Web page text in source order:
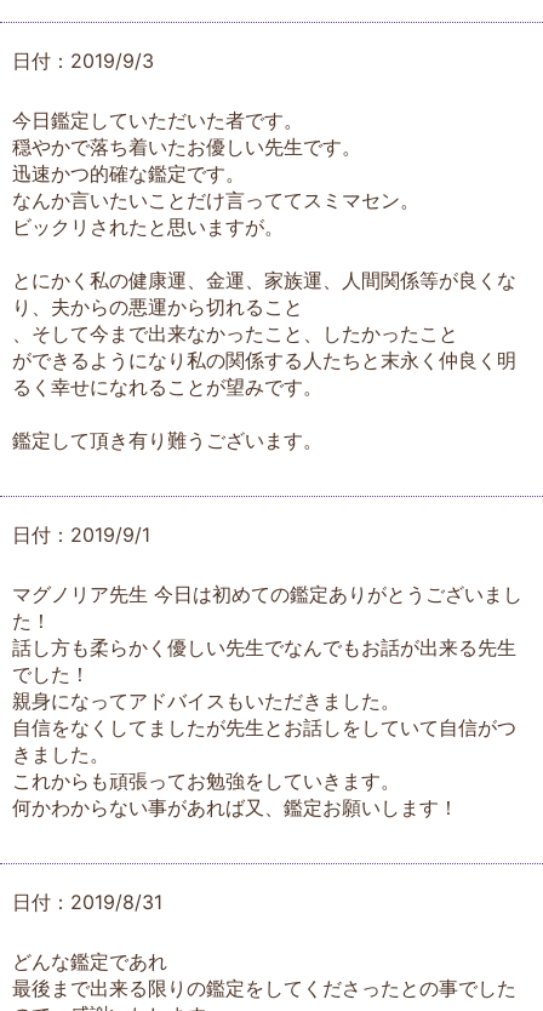
日付：2019/9/3
今日鑑定していただいた者です。
穏やかで落ち着いたお優しい先生です。
迅速かつ的確な鑑定です。
なんか言いたいことだけ言っててスミマセン。
ビックリされたと思いますが。
とにかく私の健康運、金運、家族運、人間関係等が良くな
り、夫からの悪運から切れること
、そして今まで出来なかったこと、したかったこと
ができるようになり私の関係する人たちと末永く仲良く明
るく幸せになれることが望みです。
鑑定して頂き有り難うございます。
日付：2019/9/1
マグノリア先生 今日は初めての鑑定ありがとうございまし
た！
話し方も柔らかく優しい先生でなんでもお話が出来る先生
でした！
親身になってアドバイスもいただきました。
自信をなくしてましたが先生とお話しをしていて自信がつ
きました。
これからも頑張ってお勉強をしていきます。
何かわからない事があれば又、鑑定お願いします！
日付：2019/8/31
どんな鑑定であれ
最後まで出来る限りの鑑定をしてくださったとの事でした